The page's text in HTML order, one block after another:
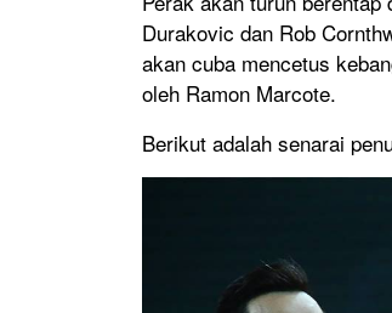
Durakovic dan Rob
akan cuba mencetus
oleh Ramon Marcote.
Berikut adalah senarai